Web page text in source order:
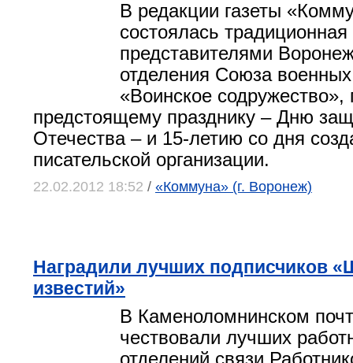
В редакции газеты
состоялась традиционная
представителями
отделения Союза
«Воинское
предстоящему празднику – Дню
Отечества – и 15-летию со дня
писательской организации.
22.02.2012 18:52 / «Коммуна» (г. Воронеж)
Наградили лучших подписчиков
известий»
В Каменоломнинском
чествовали лучших